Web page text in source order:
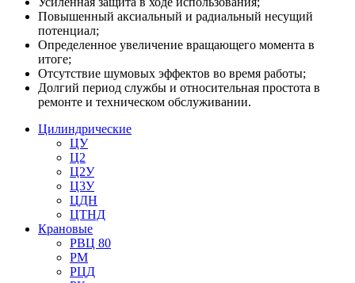
Повышенный аксиальный и радиальный несущий
потенциал;
Определенное увеличение вращающего момента в
итоге;
Отсутствие шумовых эффектов во время работы;
Долгий период службы и относительная простота в
ремонте и техническом обслуживании.
Цилиндрические
ЦУ
Ц2
Ц2У
Ц3У
ЦДН
ЦТНД
Крановые
РВЦ 80
РМ
РЦД